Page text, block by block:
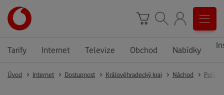
Tarify Internet Televize Obchod Nabídky
Úvod Internet Dostupnost Královéhradecký kraj Náchod Police